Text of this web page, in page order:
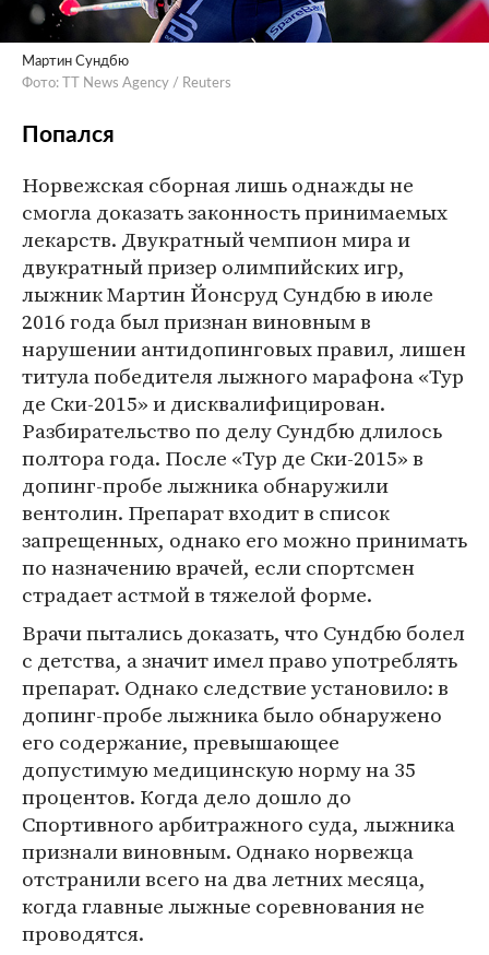
Мартин Сундбю
Фото: TT News Agency / Reuters
Попался
Норвежская сборная лишь однажды не
смогла доказать законность принимаемых
лекарств. Двукратный чемпион мира и
двукратный призер олимпийских игр,
лыжник Мартин Йонсруд Сундбю в июле
2016 года был признан виновным в
нарушении антидопинговых правил, лишен
титула победителя лыжного марафона «Тур
де Ски-2015» и дисквалифицирован.
Разбирательство по делу Сундбю длилось
полтора года. После «Тур де Ски-2015» в
допинг-пробе лыжника обнаружили
вентолин. Препарат входит в список
запрещенных, однако его можно принимать
по назначению врачей, если спортсмен
страдает астмой в тяжелой форме.
Врачи пытались доказать, что Сундбю болел
с детства, а значит имел право употреблять
препарат. Однако следствие установило: в
допинг-пробе лыжника было обнаружено
его содержание, превышающее
допустимую медицинскую норму на 35
процентов. Когда дело дошло до
Спортивного арбитражного суда, лыжника
признали виновным. Однако норвежца
отстранили всего на два летних месяца,
когда главные лыжные соревнования не
проводятся.